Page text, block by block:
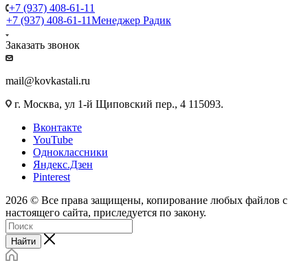
+7 (937) 408-61-11
+7 (937) 408-61-11Менеджер Радик
Заказать звонок
mail@kovkastali.ru
г. Москва, ул 1-й Щиповский пер., 4 115093.
Вконтакте
YouTube
Одноклассники
Яндекс.Дзен
Pinterest
2026 © Все права защищены, копирование любых файлов с
настоящего сайта, приследуется по закону.
Найти